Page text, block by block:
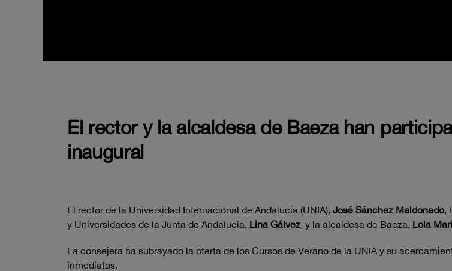
El rector y la alcaldesa de Baeza han
inaugural
El rector de la Universidad Internacional de Andalucía (UNIA), José Sánchez Maldonado,
y Universidades de la Junta de Andalucía, Lina Gálvez, y la alcaldesa de Baeza, Lola
La consejera ha subrayado la oferta de los Cursos de Verano de la UNIA y su
inmediatos.